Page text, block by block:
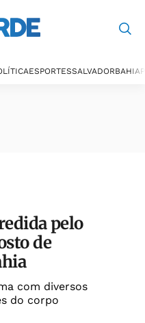
ESPORTESSALVADORBAHIA
pelo
de
com diversos
do corpo